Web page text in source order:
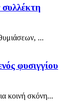
συλλέκτη
...
φυσιγγίου
κοινή σκόνη...